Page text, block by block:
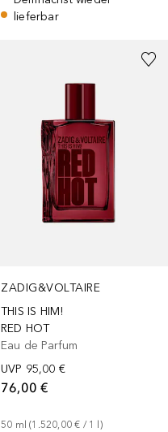
lieferbar
ZADIG&VOLTAIRE
THIS IS HIM!
RED HOT
Eau de Parfum
UVP 95,00 €
76,00 €
50 ml (1.520,00 € / 1
)
Größe